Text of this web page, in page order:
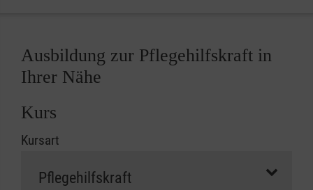
Ausbildung zur Pflegehilfskraft in
Ihrer Nähe
Kurs
Kursart